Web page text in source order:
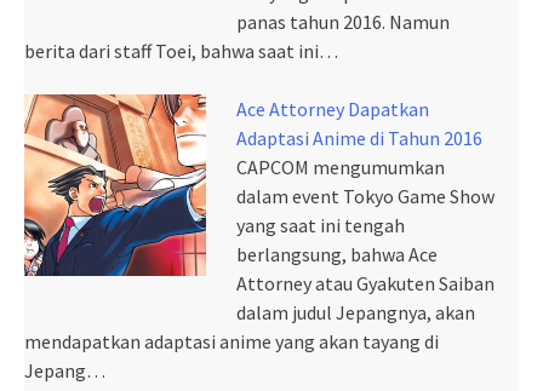
panas tahun 2016. Namun
berita dari staff Toei, bahwa saat ini…
Ace Attorney Dapatkan
Adaptasi Anime di Tahun 2016
CAPCOM mengumumkan
dalam event Tokyo Game Show
yang saat ini tengah
berlangsung, bahwa Ace
Attorney atau Gyakuten Saiban
dalam judul Jepangnya, akan
mendapatkan adaptasi anime yang akan tayang di
Jepang…